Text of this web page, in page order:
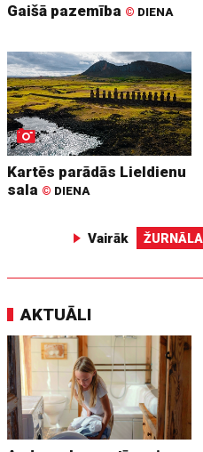
Gaišā pazemība © DIENA
Kartēs parādās Lieldienu
sala © DIENA
Vairāk
AKTUĀLI